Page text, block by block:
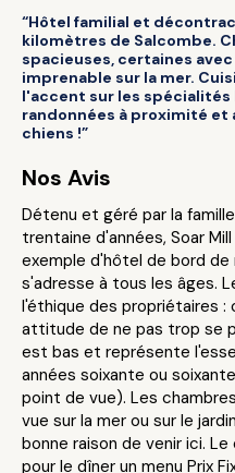
“Hôtel familial et
kilomètres de Salcombe.
spacieuses, certaines
imprenable sur la mer.
l'accent sur les spécialités
randonnées à proximité et
chiens !”
Nos Avis
Détenu et géré par la
trentaine d'années, Soar
exemple d'hôtel de bord de
s'adresse à tous les âges.
l'éthique des propriétaires :
attitude de ne pas trop se
est bas et représente
années soixante ou
point de vue). Les
vue sur la mer ou sur le
bonne raison de venir ici.
pour le dîner un menu Prix